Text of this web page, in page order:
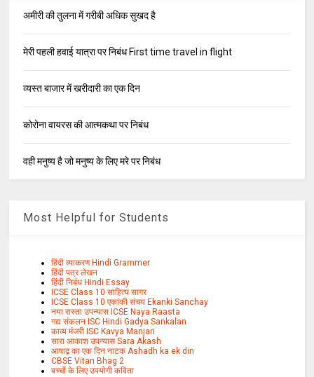
अमीरी की तुलना में गरीबी अधिक सुखद है
मेरी पहली हवाई यात्रा पर निबंध First time travel in flight
व्यस्त बाजार में खरीदारी का एक दिन
कोरोना वायरस की आत्मकथा पर निबंध
वही मनुष्य है जो मनुष्य के लिए मरे पर निबंध
Most Helpful for Students
हिंदी व्याकरण Hindi Grammer
हिंदी पत्र लेखन
हिंदी निबंध Hindi Essay
ICSE Class 10 साहित्य सागर
ICSE Class 10 एकांकी संचय Ekanki Sanchay
नया रास्ता उपन्यास ICSE Naya Raasta
गद्य संकलन ISC Hindi Gadya Sankalan
काव्य मंजरी ISC Kavya Manjari
सारा आकाश उपन्यास Sara Akash
आषाढ़ का एक दिन नाटक Ashadh ka ek din
CBSE Vitan Bhag 2
बच्चों के लिए उपयोगी कविता